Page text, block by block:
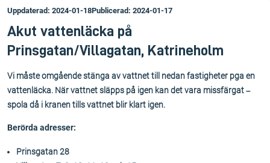
Uppdaterad: 2024-01-18Publicerad: 2024-01-17
Akut vattenläcka på
Prinsgatan/Villagatan, Katrineholm
Vi måste omgående stänga av vattnet till nedan fastigheter pga en
vattenläcka. När vattnet släpps på igen kan det vara missfärgat –
spola då i kranen tills vattnet blir klart igen.
Berörda adresser:
Prinsgatan 28